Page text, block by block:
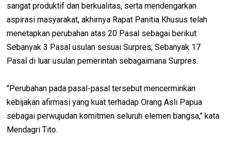
sangat produktif dan berkualitas, serta mendengarkan
aspirasi masyarakat, akhirnya Rapat Panitia Khusus telah
menetapkan perubahan atas 20 Pasal sebagai berikut:
Sebanyak 3 Pasal usulan sesuai Surpres; Sebanyak 17
Pasal di luar usulan pemerintah sebagaimana Surpres.
"Perubahan pada pasal-pasal tersebut mencerminkan
kebijakan afirmasi yang kuat terhadap Orang Asli Papua
sebagai perwujudan komitmen seluruh elemen bangsa," kata
Mendagri Tito.